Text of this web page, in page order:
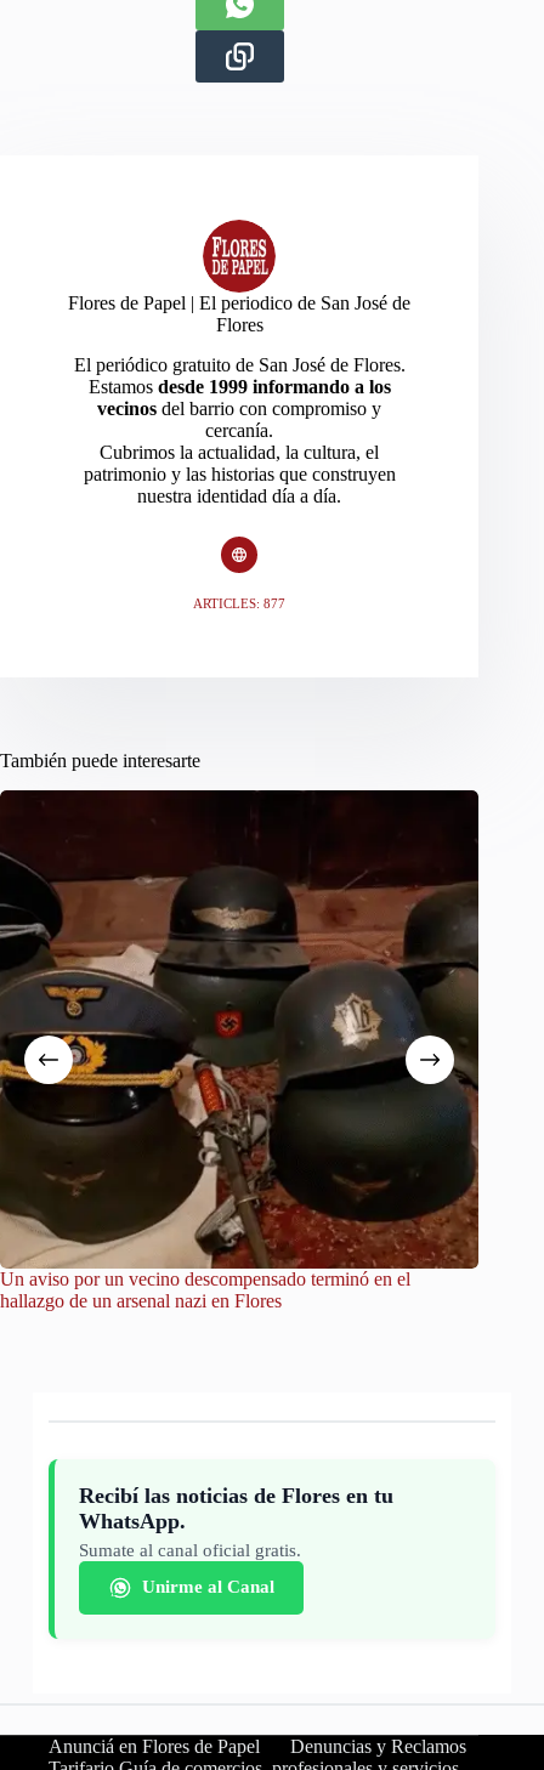
Flores de Papel | El periodico de San José de
Flores
El periódico gratuito de San José de Flores.
Estamos desde 1999 informando a los
vecinos del barrio con compromiso y
cercanía.
Cubrimos la actualidad, la cultura, el
patrimonio y las historias que construyen
nuestra identidad día a día.
ARTICLES: 877
También puede interesarte
Un aviso por un vecino descompensado terminó en el
hallazgo de un arsenal nazi en Flores
Recibí las noticias de Flores en tu
WhatsApp.
Sumate al canal oficial gratis.
Unirme al Canal
Anunciá en Flores de Papel
Denuncias y Reclamos